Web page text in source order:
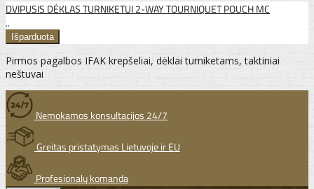
DVIPUSIS DĖKLAS TURNIKETUI 2-WAY TOURNIQUET POUCH MC
..
Pirmos pagalbos IFAK krepšeliai, dėklai turniketams, taktiniai
neštuvai
Nemokamos konsultacijos 24/7
Greitas pristatymas Lietuvoje ir EU
Profesionalų komanda